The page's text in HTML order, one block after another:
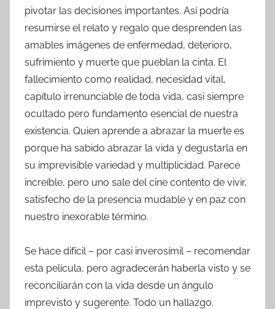
pivotar las decisiones importantes. Así podría
resumirse el relato y regalo que desprenden las
amables imágenes de enfermedad, deterioro,
sufrimiento y muerte que pueblan la cinta. El
fallecimiento como realidad, necesidad vital,
capítulo irrenunciable de toda vida, casi siempre
ocultado pero fundamento esencial de nuestra
existencia. Quien aprende a abrazar la muerte es
porque ha sabido abrazar la vida y degustarla en
su imprevisible variedad y multiplicidad. Parece
increíble, pero uno sale del cine contento de vivir,
satisfecho de la presencia mudable y en paz con
nuestro inexorable término.
Se hace difícil – por casi inverosímil – recomendar
esta película, pero agradecerán haberla visto y se
reconciliarán con la vida desde un ángulo
imprevisto y sugerente. Todo un hallazgo.